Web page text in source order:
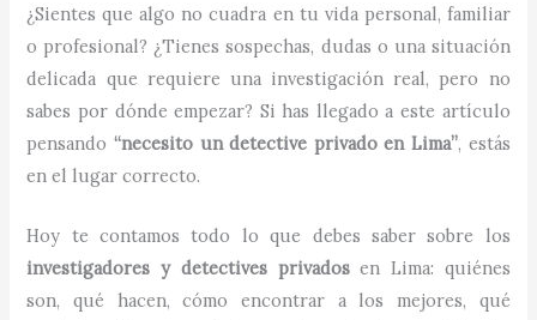
¿Sientes que algo no cuadra en tu vida personal, familiar
o profesional? ¿Tienes sospechas, dudas o una situación
delicada que requiere una investigación real, pero no
sabes por dónde empezar? Si has llegado a este artículo
pensando“necesito un detective privado en Lima”, estás
en el lugar correcto.
Hoy te contamos todo lo que debes saber sobre los
investigadores y detectives privadosen Lima: quiénes
son, qué hacen, cómo encontrar a los mejores, qué